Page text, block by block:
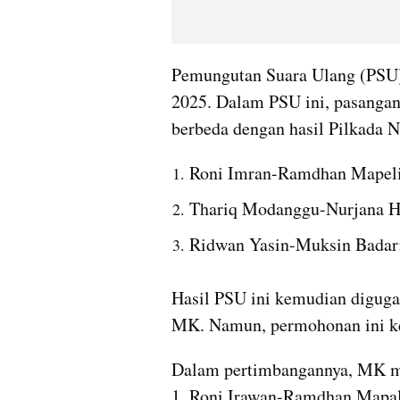
Pemungutan Suara Ulang
2025. Dalam PSU ini,
berbeda dengan hasil Pilkada
Roni Imran-Ramdhan
Thariq Modanggu-Nurjana
Ridwan Yasin-Muksin
Hasil PSU ini kemudian
MK. Namun, permohonan ini
Dalam pertimbangannya, MK